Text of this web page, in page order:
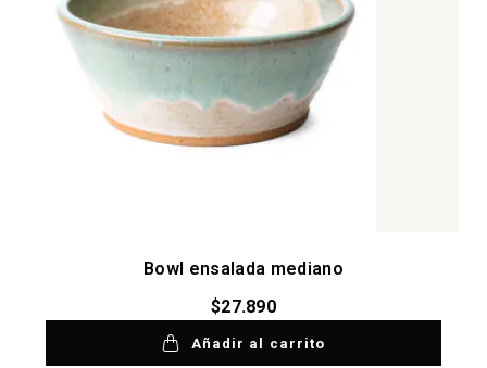
Bowl ensalada mediano
$27.890
Añadir al carrito